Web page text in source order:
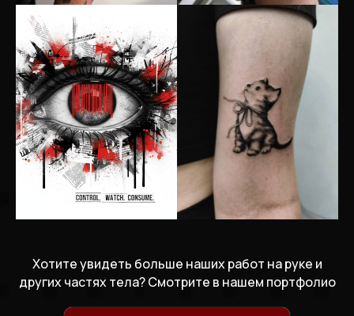
Хотите увидеть больше наших работ на руке и
других частях тела? Смотрите в нашем портфолио